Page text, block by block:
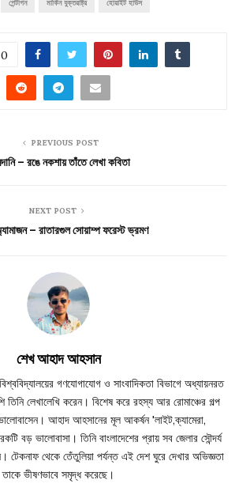
পেন্টাগন মার্কিন যুক্তরাষ্ট্র হোয়াইট হাউস
0
PREVIOUS POST
– রঙে নকশায় তাঁতে লেখা কবিতা
NEXT POST
– রাতারগুল সোয়াম্প ফরেস্ট ভ্রমণ
শেখ আহাদ আহসান
গণযোগাযোগ ও সাংবাদিকতা বিভাগে অধ্যায়নরত
তিনি লেখালেখি করেন। বিশেষ করে রহস্য আর রোমাঞ্চের গল্প
আহাদ আহসানের মূল আকর্ষন 'লাইট,ক্যামেরা,
বড় ভালোবাসা। তিনি বাংলাদেশের প্রায় সব জেলার সৌন্দর্য
থেকে তেঁতুলিয়া পর্যন্ত এই দেশ ঘুরে দেখার অভিজ্ঞতা
তাকে ভীষণভাবে সমৃদ্ধ করেছে।